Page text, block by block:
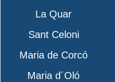
La Quar
Sant Celoni
Maria de Corcó
Maria d´Oló